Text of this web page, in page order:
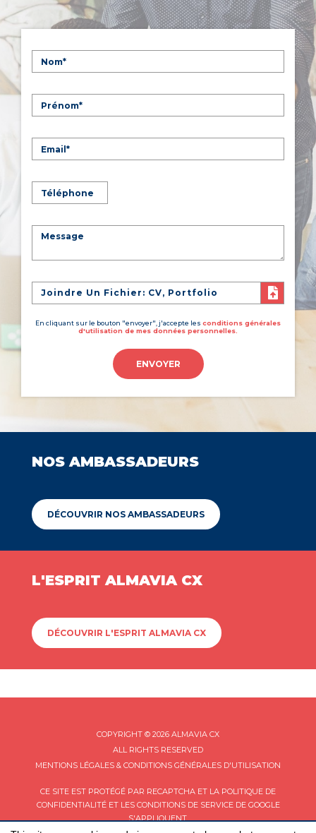
Joindre Un Fichier: CV, Portfolio
En cliquant sur le bouton "envoyer", j'accepte les conditions générales
d'utilisation de mes données personnelles.
ENVOYER
NOS AMBASSADEURS
DÉCOUVRIR NOS AMBASSADEURS
L'ESPRIT ALMAVIA CX
DÉCOUVRIR L'ESPRIT ALMAVIA CX
COPYRIGHT © 2026 ALMAVIA CX
ALL RIGHTS RESERVED
MENTIONS LÉGALES & CONDITIONS GÉNÉRALES D'UTILISATION
CE SITE EST PROTÉGÉ PAR RECAPTCHA ET LA POLITIQUE DE
CONFIDENTIALITÉET LES CONDITIONS DE SERVICEDE GOOGLE
S'APPLIQUENT.